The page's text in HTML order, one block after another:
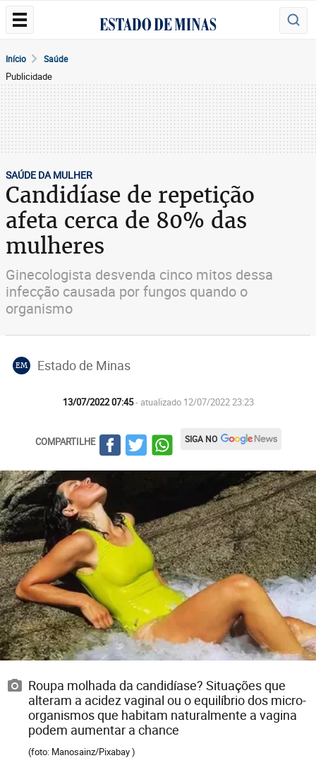
Início Saúde
Publicidade
SAÚDE DA MULHER
Candidíase de repetição
afeta cerca de 80% das
mulheres
Ginecologista desvenda cinco mitos dessa
infecção causada por fungos quando o
organismo
EM Estado de Minas
13/07/2022 07:45- atualizado 12/07/2022 23:23
COMPARTILHE SIGA NO
Roupa molhada da candidíase? Situações que
alteram a acidez vaginal ou o equilíbrio dos micro-
organismos que habitam naturalmente a vagina
podem aumentar a chance
(foto: Manosainz/Pixabay )